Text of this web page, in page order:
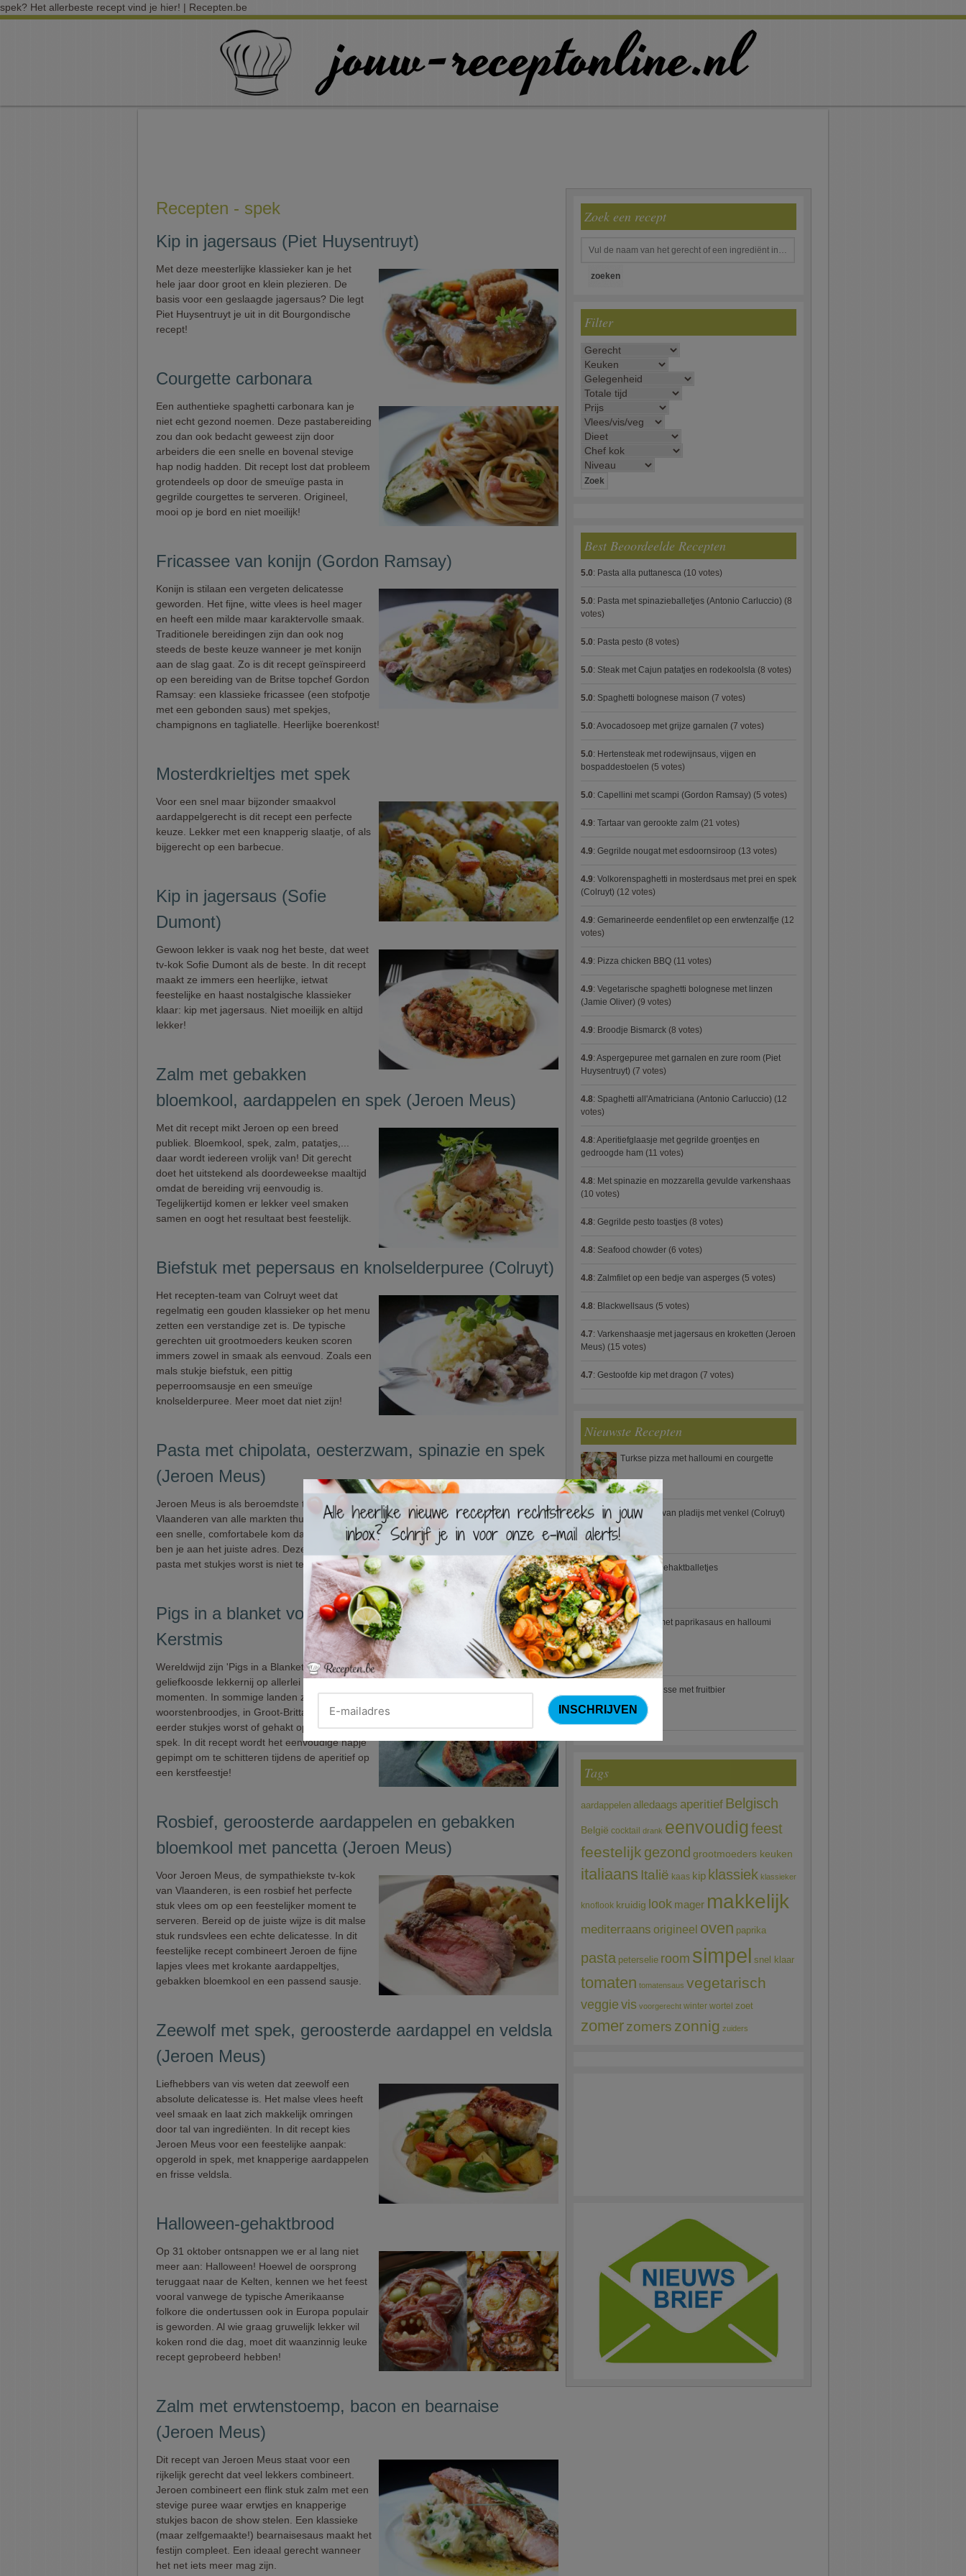
spek? Het allerbeste recept vind je hier! | Recepten.be
Recepten - spek
Kip in jagersaus (Piet Huysentruyt)
Met deze meesterlijke klassieker kan je het
hele jaar door groot en klein plezieren. De
basis voor een geslaagde jagersaus? Die legt
Piet Huysentruyt je uit in dit Bourgondische
recept!
Courgette carbonara
Een authentieke spaghetti carbonara kan je
niet echt gezond noemen. Deze pastabereiding
zou dan ook bedacht geweest zijn door
arbeiders die een snelle en bovenal stevige
hap nodig hadden. Dit recept lost dat probleem
grotendeels op door de smeuïge pasta in
gegrilde courgettes te serveren. Origineel,
mooi op je bord en niet moeilijk!
Fricassee van konijn (Gordon Ramsay)
Konijn is stilaan een vergeten delicatesse
geworden. Het fijne, witte vlees is heel mager
en heeft een milde maar karaktervolle smaak.
Traditionele bereidingen zijn dan ook nog
steeds de beste keuze wanneer je met konijn
aan de slag gaat. Zo is dit recept geïnspireerd
op een bereiding van de Britse topchef Gordon
Ramsay: een klassieke fricassee (een stofpotje
met een gebonden saus) met spekjes,
champignons en tagliatelle. Heerlijke boerenkost!
Mosterdkrieltjes met spek
Voor een snel maar bijzonder smaakvol
aardappelgerecht is dit recept een perfecte
keuze. Lekker met een knapperig slaatje, of als
bijgerecht op een barbecue.
Kip in jagersaus (Sofie
Dumont)
Gewoon lekker is vaak nog het beste, dat weet
tv-kok Sofie Dumont als de beste. In dit recept
maakt ze immers een heerlijke, ietwat
feestelijke en haast nostalgische klassieker
klaar: kip met jagersaus. Niet moeilijk en altijd
lekker!
Zalm met gebakken
bloemkool, aardappelen en spek (Jeroen Meus)
Met dit recept mikt Jeroen op een breed
publiek. Bloemkool, spek, zalm, patatjes,...
daar wordt iedereen vrolijk van! Dit gerecht
doet het uitstekend als doordeweekse maaltijd
omdat de bereiding vrij eenvoudig is.
Tegelijkertijd komen er lekker veel smaken
samen en oogt het resultaat best feestelijk.
Biefstuk met pepersaus en knolselderpuree (Colruyt)
Het recepten-team van Colruyt weet dat
regelmatig een gouden klassieker op het menu
zetten een verstandige zet is. De typische
gerechten uit grootmoeders keuken scoren
immers zowel in smaak als eenvoud. Zoals een
mals stukje biefstuk, een pittig
peperroomsausje en een smeuïge
knolselderpuree. Meer moet dat niet zijn!
Pasta met chipolata, oesterzwam, spinazie en spek
(Jeroen Meus)
Jeroen Meus is als beroemdste tv-kok van
Vlaanderen van alle markten thuis. Ook voor
een snelle, comfortabele kom dampende pasta
ben je aan het juiste adres. Deze smeuïge
pasta met stukjes worst is niet te versmaden!
Pigs in a blanket voor
Kerstmis
Wereldwijd zijn 'Pigs in a Blanket' een
geliefkoosde lekkernij op allerlei feestelijke
momenten. In sommige landen zijn het mini-
woorstenbroodjes, in Groot-Brittannië zijn het
eerder stukjes worst of gehakt opgerold met
spek. In dit recept wordt het eenvoudige hapje
gepimpt om te schitteren tijdens de aperitief op
een kerstfeestje!
Rosbief, geroosterde aardappelen en gebakken
bloemkool met pancetta (Jeroen Meus)
Voor Jeroen Meus, de sympathiekste tv-kok
van Vlaanderen, is een rosbief het perfecte
stuk vlees om op een feestelijker moment te
serveren. Bereid op de juiste wijze is dit malse
stuk rundsvlees een echte delicatesse. In dit
feestelijke recept combineert Jeroen de fijne
lapjes vlees met krokante aardappeltjes,
gebakken bloemkool en een passend sausje.
Zeewolf met spek, geroosterde aardappel en veldsla
(Jeroen Meus)
Liefhebbers van vis weten dat zeewolf een
absolute delicatesse is. Het malse vlees heeft
veel smaak en laat zich makkelijk omringen
door tal van ingrediënten. In dit recept kies
Jeroen Meus voor een feestelijke aanpak:
opgerold in spek, met knapperige aardappelen
en frisse veldsla.
Halloween-gehaktbrood
Op 31 oktober ontsnappen we er al lang niet
meer aan: Halloween! Hoewel de oorsprong
teruggaat naar de Kelten, kennen we het feest
vooral vanwege de typische Amerikaanse
folkore die ondertussen ook in Europa populair
is geworden. Al wie graag gruwelijk lekker wil
koken rond die dag, moet dit waanzinnig leuke
recept geprobeerd hebben!
Zalm met erwtenstoemp, bacon en bearnaise
(Jeroen Meus)
Dit recept van Jeroen Meus staat voor een
rijkelijk gerecht dat veel lekkers combineert.
Jeroen combineert een flink stuk zalm met een
stevige puree waar erwtjes en knapperige
stukjes bacon de show stelen. Een klassieke
(maar zelfgemaakte!) bearnaisesaus maakt het
festijn compleet. Een ideaal gerecht wanneer
het net iets meer mag zijn.
Zoek een recept
Filter
Best Beoordeelde Recepten
5.0: Pasta alla puttanesca (10 votes)
5.0: Pasta met spinazieballetjes (Antonio Carluccio) (8
votes)
5.0: Pasta pesto (8 votes)
5.0: Steak met Cajun patatjes en rodekoolsla (8 votes)
5.0: Spaghetti bolognese maison (7 votes)
5.0: Avocadosoep met grijze garnalen (7 votes)
5.0: Hertensteak met rodewijnsaus, vijgen en
bospaddestoelen (5 votes)
5.0: Capellini met scampi (Gordon Ramsay) (5 votes)
4.9: Tartaar van gerookte zalm (21 votes)
4.9: Gegrilde nougat met esdoornsiroop (13 votes)
4.9: Volkorenspaghetti in mosterdsaus met prei en spek
(Colruyt) (12 votes)
4.9: Gemarineerde eendenfilet op een erwtenzalfje (12
votes)
4.9: Pizza chicken BBQ (11 votes)
4.9: Vegetarische spaghetti bolognese met linzen
(Jamie Oliver) (9 votes)
4.9: Broodje Bismarck (8 votes)
4.9: Aspergepuree met garnalen en zure room (Piet
Huysentruyt) (7 votes)
4.8: Spaghetti all'Amatriciana (Antonio Carluccio) (12
votes)
4.8: Aperitiefglaasje met gegrilde groentjes en
gedroogde ham (11 votes)
4.8: Met spinazie en mozzarella gevulde varkenshaas
(10 votes)
4.8: Gegrilde pesto toastjes (8 votes)
4.8: Seafood chowder (6 votes)
4.8: Zalmfilet op een bedje van asperges (5 votes)
4.8: Blackwellsaus (5 votes)
4.7: Varkenshaasje met jagersaus en kroketten (Jeroen
Meus) (15 votes)
4.7: Gestoofde kip met dragon (7 votes)
Nieuwste Recepten
Turkse pizza met halloumi en courgette
Waterzooi van pladijs met venkel (Colruyt)
Zweedse gehaktballetjes
Courgetti met paprikasaus en halloumi
(Sandra Bekkari)
Chocomousse met fruitbier
Tags
aardappelen alledaags aperitief Belgisch
België cocktail drank eenvoudigfeest
feestelijk gezond grootmoeders keuken
italiaans Italië kaas kip klassiek klassieker
knoflook kruidig look mager makkelijk
mediterraans origineel oven paprika
pasta peterselie room simpel snel klaar
tomaten tomatensaus vegetarisch
veggie vis voorgerecht winter wortel zoet
zomerzomers zonnig zuiders
×